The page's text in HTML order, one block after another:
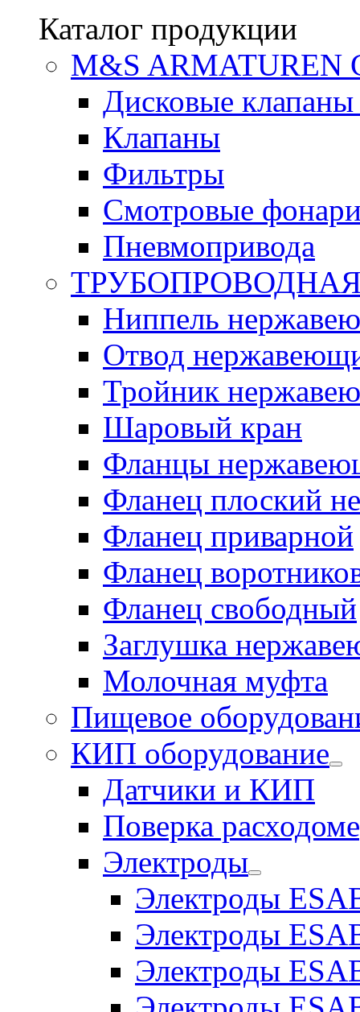
Каталог продукции
М&S ARMATUREN
Дисковые
Клапаны
Фильтры
Смотровые
Пневмопривода
Ниппель
Отвод
Тройник
Шаровый кран
Фланцы
Фланец плоский
Фланец приварной
Фланец
Фланец свободный
Заглушка
Молочная муфта
Пищевое
КИП оборудование
Датчики и КИП
Поверка
Электроды
Электроды
Электроды
Электроды